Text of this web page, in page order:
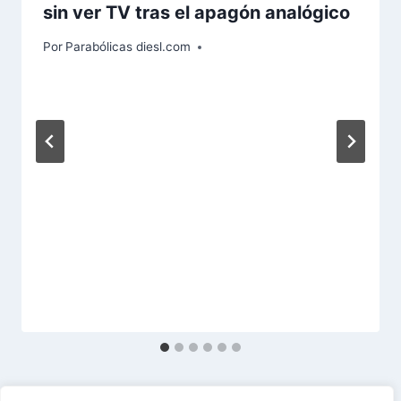
sin ver TV tras el apagón analógico
Por Parabólicas diesl.com